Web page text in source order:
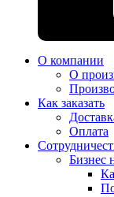
О компании
О
Как заказать
Оплата
Бизнес